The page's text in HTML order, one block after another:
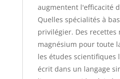
augmentent l'efficacité
Quelles spécialités à
privilégier. Des recettes
magnésium pour toute
les études scientifiques
écrit dans un langage